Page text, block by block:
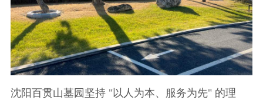
沈阳百贯山墓园坚持 "以人为本、服务为先" 的理